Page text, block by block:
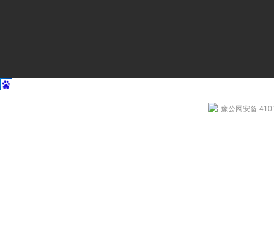
豫公网安备